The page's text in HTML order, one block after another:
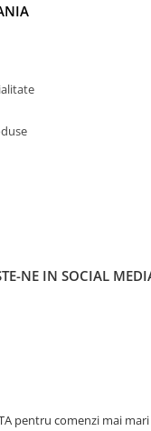
NE IN SOCIAL
pentru comenzi mai